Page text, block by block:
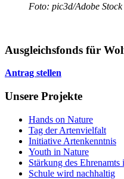
Foto: pic3d/Adobe
Ausgleichsfonds für
Antrag stellen
Unsere Projekte
Hands on Nature
Tag der Artenvielfalt
Initiative Artenkenntnis
Youth in Nature
Stärkung des
Schule wird nachhaltig